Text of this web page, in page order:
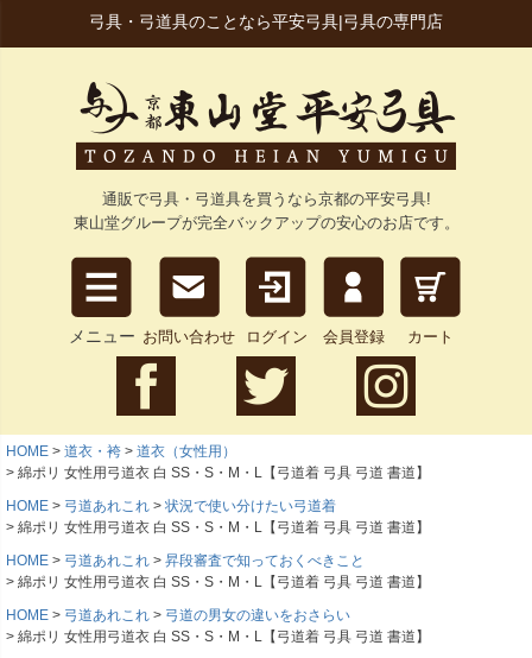
弓具・弓道具のことなら平安弓具|弓具の専門店
通販で弓具・弓道具を買うなら京都の平安弓具!
東山堂グループが完全バックアップの安心のお店です。
メニュー お問い合わせ ログイン 会員登録 カート
HOME 道衣・袴
道衣（女性用）
綿ポリ 女性用弓道衣 白 SS・S・M・L【弓道着 弓具 弓道 書道】
HOME
弓道あれこれ
状況で使い分けたい弓道着
綿ポリ 女性用弓道衣 白 SS・S・M・L【弓道着 弓具 弓道 書道】
HOME
弓道あれこれ
昇段審査で知っておくべきこと
綿ポリ 女性用弓道衣 白 SS・S・M・L【弓道着 弓具 弓道 書道】
HOME
弓道あれこれ
弓道の男女の違いをおさらい
綿ポリ 女性用弓道衣 白 SS・S・M・L【弓道着 弓具 弓道 書道】